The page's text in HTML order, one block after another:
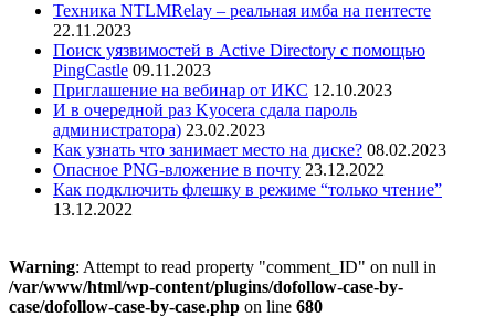
Техника NTLMRelay – реальная имба на пентесте
22.11.2023
Поиск уязвимостей в Active Directory с помощью
PingCastle 09.11.2023
Приглашение на вебинар от ИКС 12.10.2023
И в очередной раз Kyocera сдала пароль
администратора) 23.02.2023
Как узнать что занимает место на диске? 08.02.2023
Опасное PNG-вложение в почту 23.12.2022
Как подключить флешку в режиме “только чтение”
13.12.2022
Warning: Attempt to read property "comment_ID" on null in
/var/www/html/wp-content/plugins/dofollow-case-by-
case/dofollow-case-by-case.php on line 680